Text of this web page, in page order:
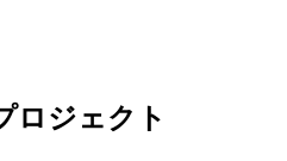
ロジェクト